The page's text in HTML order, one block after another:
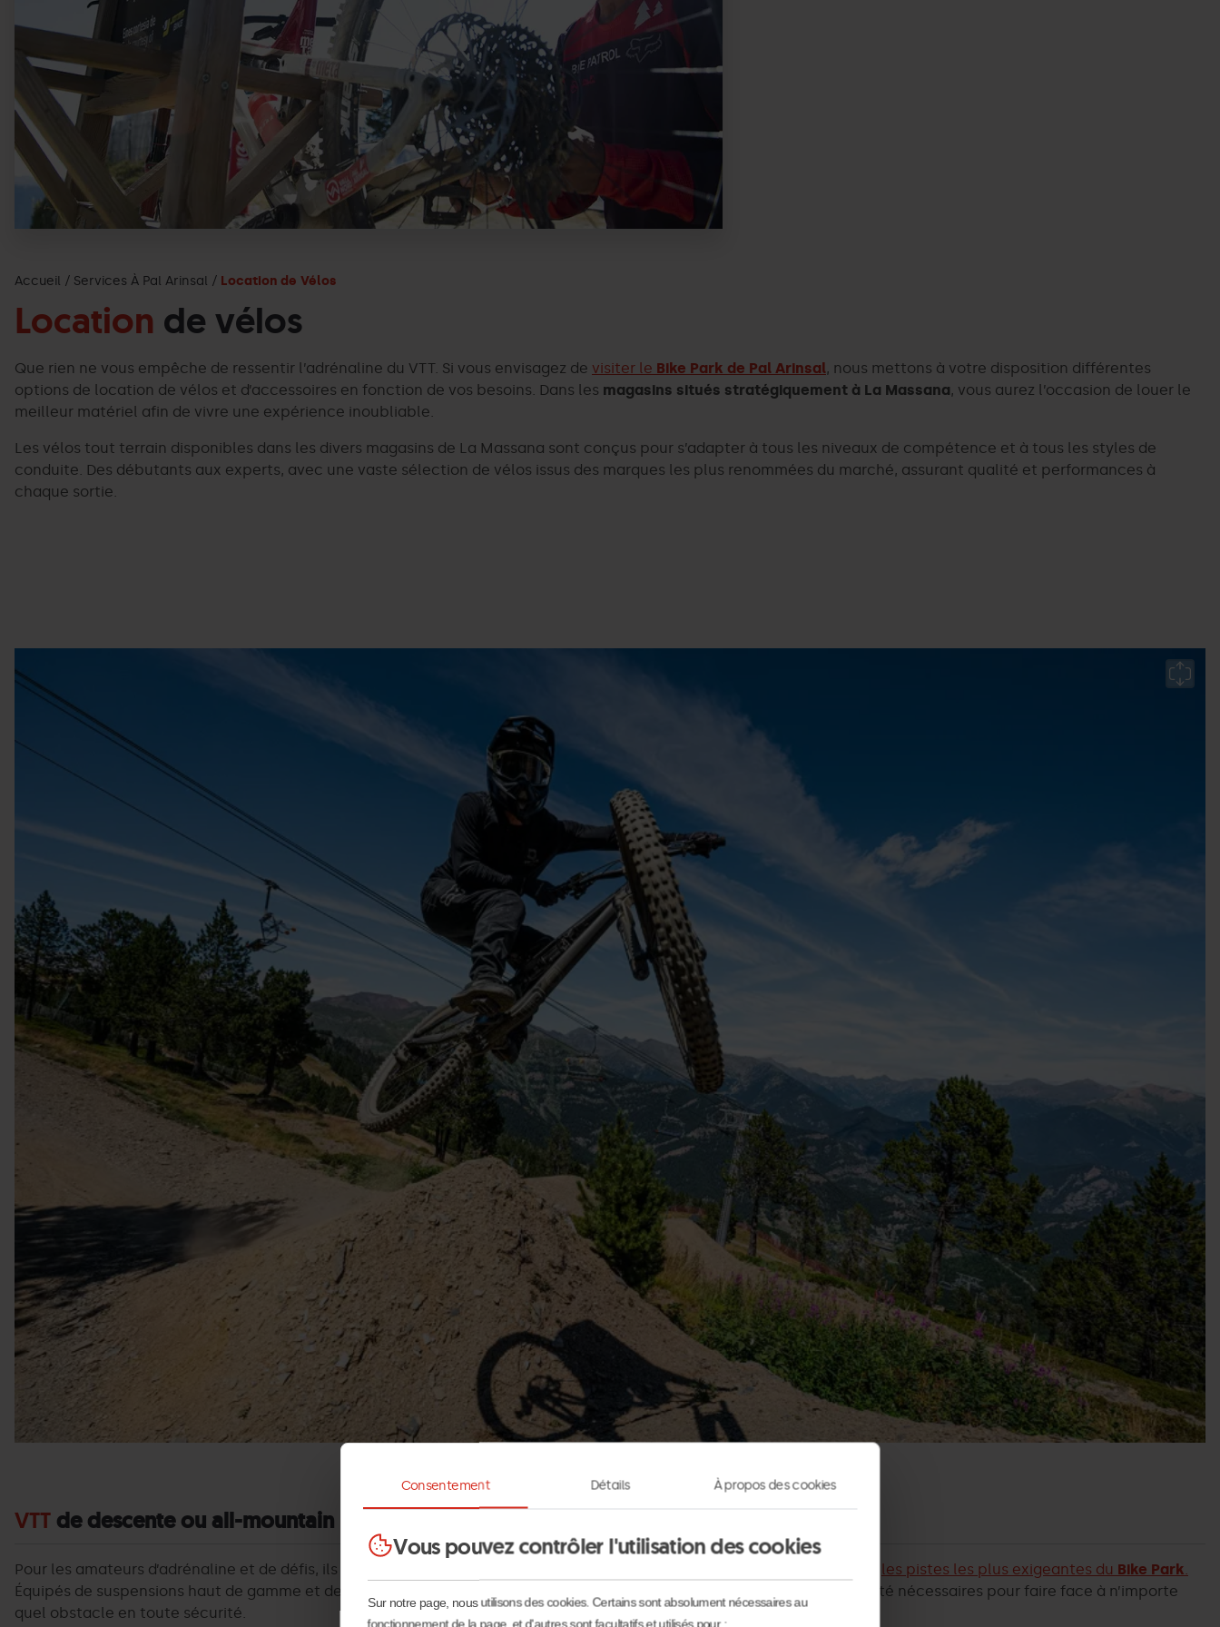
Consentement Détails À propos des cookies
Vous pouvez contrôler l'utilisation des cookies
Sur notre page, nous utilisons des cookies. Certains sont absolument nécessaires au
fonctionnement de la page, et d'autres sont facultatifs et utilisés pour :
Accueil Services À Pal Arinsal Location de Vélos
Location de vélos
Que rien ne vous empêche de ressentir l’adrénaline du VTT. Si vous envisagez de visiter le Bike Park de Pal Arinsal, nous mettons à votre disposition différentes
options de location de vélos et d’accessoires en fonction de vos besoins. Dans les magasins situés stratégiquement à La Massana, vous aurez l’occasion de louer le
meilleur matériel afin de vivre une expérience inoubliable.
Les vélos tout terrain disponibles dans les divers magasins de La Massana sont conçus pour s’adapter à tous les niveaux de compétence et à tous les styles de
conduite. Des débutants aux experts, avec une vaste sélection de vélos issus des marques les plus renommées du marché, assurant qualité et performances à
chaque sortie.
Pal
Arinsal.jpg
VTT de descente ou all-mountain
Pour les amateurs d’adrénaline et de défis, ils pourront louer des VTT de descente conçus spécifiquement pour affronter les pistes les plus exigeantes du Bike Park
Équipés de suspensions haut de gamme et de géométries agressives, ces vélos vous procureront l’assurance et la stabilité nécessaires pour faire face à n’importe
quel obstacle en toute sécurité.